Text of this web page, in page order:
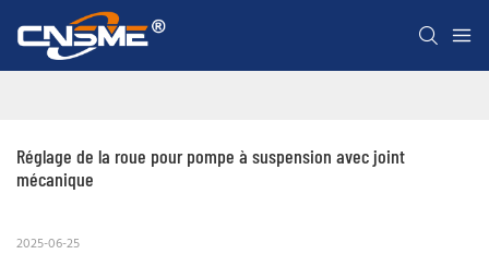
Réglage de la roue pour pompe à suspension avec joint
mécanique
2025-06-25